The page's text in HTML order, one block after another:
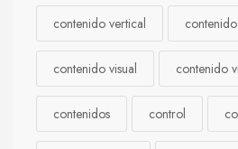
contenido vertical
contenido visual contenido
contenidos control